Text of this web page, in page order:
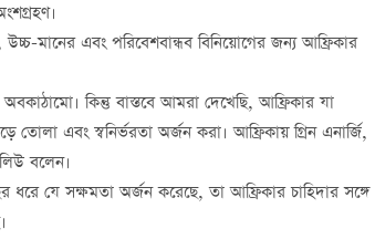
মানের এবং পরিবেশবান্ধব বিনিয়োগের জন্য আফ্রিকার
কিন্তু বাস্তবে আমরা দেখেছি, আফ্রিকার যা
এবং স্বনির্ভরতা অর্জন করা। আফ্রিকায় গ্রিন এনার্জি,
বলেন।
যে সক্ষমতা অর্জন করেছে, তা আফ্রিকার চাহিদার সঙ্গে